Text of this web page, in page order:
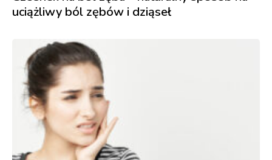
uciążliwy ból zębów i dziąseł